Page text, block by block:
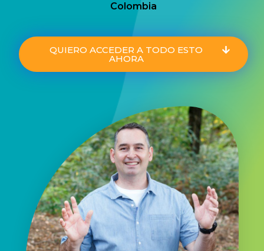
Colombia
QUIERO ACCEDER A TODO ESTO
AHORA